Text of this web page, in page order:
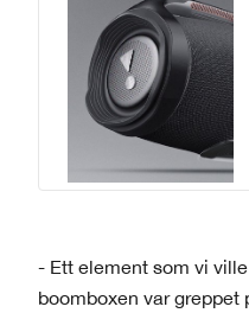
- Ett element som vi
boomboxen var greppet